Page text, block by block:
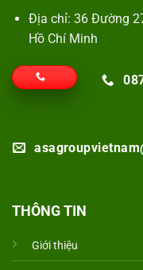
Địa chỉ: 36 Đường
Hồ Chí Minh
THÔNG TIN
Giới thiệu